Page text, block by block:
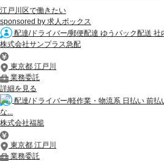
江戸川区で働きたい
sponsored by 求人ボックス
配達/ドライバー/郵便配達 ゆうパック配送
株式会社サンプラス急配
東京都 江戸川
業務委託
詳細を見る
配達/ドライバー/軽作業・物流系 日払い 前
な...
株式会社福籠
東京都 江戸川
業務委託